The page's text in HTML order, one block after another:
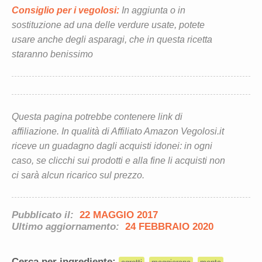
Consiglio per i vegolosi: In aggiunta o in
sostituzione ad una delle verdure usate, potete
usare anche degli asparagi, che in questa ricetta
staranno benissimo
Questa pagina potrebbe contenere link di
affiliazione. In qualità di Affiliato Amazon Vegolosi.it
riceve un guadagno dagli acquisti idonei: in ogni
caso, se clicchi sui prodotti e alla fine li acquisti non
ci sarà alcun ricarico sul prezzo.
Pubblicato il: 22 MAGGIO 2017
Ultimo aggiornamento: 24 FEBBRAIO 2020